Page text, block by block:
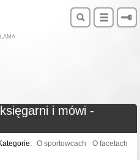
i mówi -
O sportowcach O facetach